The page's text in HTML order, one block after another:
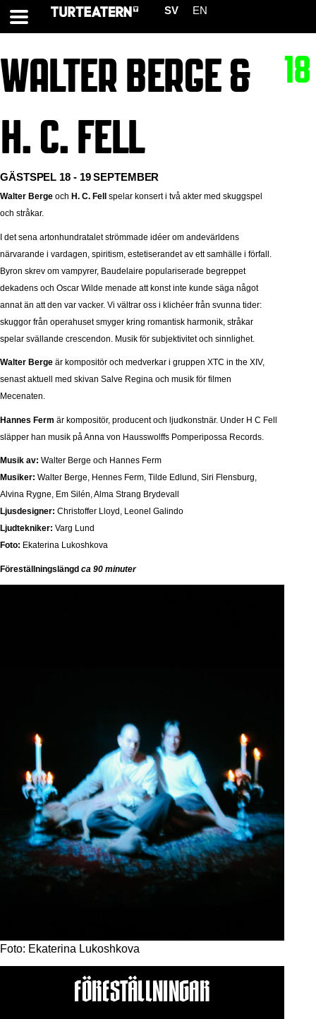
SV EN
WALTER BERGE &
H. C. FELL
GÄSTSPEL 18 - 19 SEPTEMBER
Walter Berge och H. C. Fell
spelar konsert i två akter med skuggspel
och stråkar.
I det sena artonhundratalet strömmade idéer om andevärldens
närvarande i vardagen, spiritism, estetiserandet av ett samhälle i förfall.
Byron skrev om vampyrer, Baudelaire populariserade begreppet
dekadens och Oscar Wilde menade att konst inte kunde säga något
annat än att den var vacker. Vi vältrar oss i klichéer från svunna tider:
skuggor från operahuset smyger kring romantisk harmonik, stråkar
spelar svällande crescendon. Musik för subjektivitet och sinnlighet.
Walter Berge är kompositör och medverkar i gruppen XTC in the XIV,
senast aktuell med skivan Salve Regina och musik för filmen
Mecenaten.
Hannes Ferm är kompositör, producent och ljudkonstnär. Under H C Fell
släpper han musik på Anna von Hausswolffs Pomperipossa Records.
Musik av: Walter Berge och Hannes Ferm
Musiker: Walter Berge, Hennes Ferm, Tilde Edlund, Siri Flensburg,
Alvina Rygne, Em Silén, Alma Strang Brydevall
Ljusdesigner: Christoffer Lloyd, Leonel Galindo
Ljudtekniker: Varg Lund
Foto: Ekaterina Lukoshkova
Föreställningslängd ca 90 minuter
Foto: Ekaterina Lukoshkova
FÖRESTÄLLNINGAR